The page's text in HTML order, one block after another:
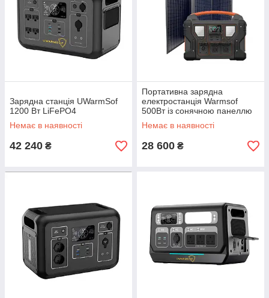
Зарядна станція UWarmSof
1200 Вт LiFePO4
Немає в наявності
42 240 ₴
Портативна зарядна
електростанція Warmsof
500Вт із сонячною панеллю
120Вт
Немає в наявності
28 600 ₴